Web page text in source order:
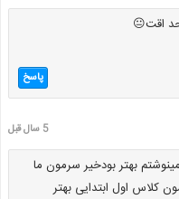
اقت😐
پاسخ
5 سال قبل
بهتر بودخیر سرمون ما
کلاس اول ابتدایی بهتر